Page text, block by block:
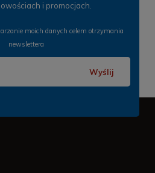
i promocjach.
moich danych celem otrzymania
newslettera
Wyślij